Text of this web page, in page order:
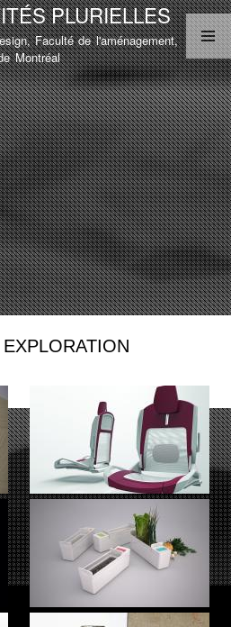
PLURIELLES
Faculté de l'aménagement,
Montréal